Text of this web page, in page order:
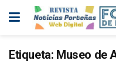
Etiqueta: Museo de